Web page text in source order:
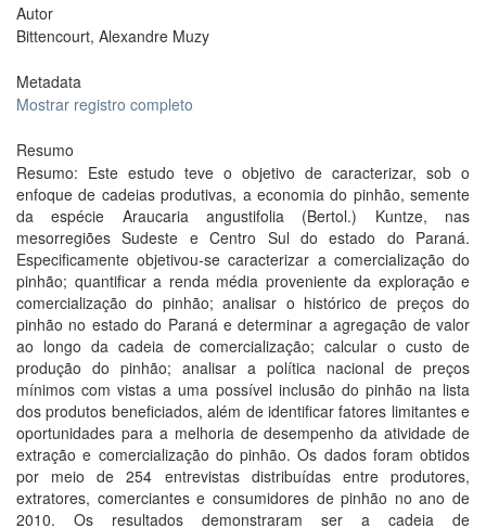
Autor
Bittencourt, Alexandre Muzy
Metadata
Mostrar registro completo
Resumo
Resumo: Este estudo teve o objetivo de caracterizar, sob o
enfoque de cadeias produtivas, a economia do pinhão, semente
da espécie Araucaria angustifolia (Bertol.) Kuntze, nas
mesorregiões Sudeste e Centro Sul do estado do Paraná.
Especificamente objetivou-se caracterizar a comercialização do
pinhão; quantificar a renda média proveniente da exploração e
comercialização do pinhão; analisar o histórico de preços do
pinhão no estado do Paraná e determinar a agregação de valor
ao longo da cadeia de comercialização; calcular o custo de
produção do pinhão; analisar a política nacional de preços
mínimos com vistas a uma possível inclusão do pinhão na lista
dos produtos beneficiados, além de identificar fatores limitantes e
oportunidades para a melhoria de desempenho da atividade de
extração e comercialização do pinhão. Os dados foram obtidos
por meio de 254 entrevistas distribuídas entre produtores,
extratores, comerciantes e consumidores de pinhão no ano de
2010. Os resultados demonstraram ser a cadeia de